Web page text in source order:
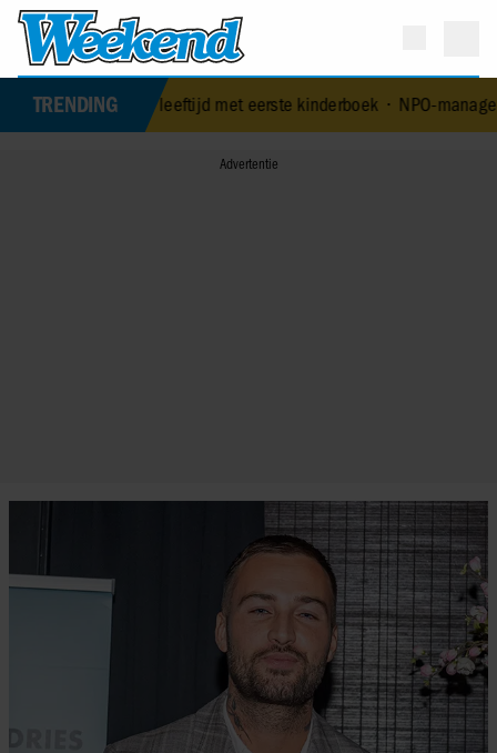
TRENDING
jarige leeftijd met eerste kinderboek•NPO-manager Menno de